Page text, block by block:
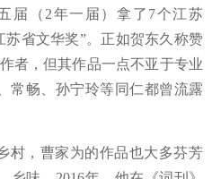
届（2年一届）拿了7个江苏
苏省文华奖”。正如贺东久称赞
者，但其作品一点不亚于专业
常畅、孙宁玲等同仁都曾流露
村，曹家为的作品也大多芬芳